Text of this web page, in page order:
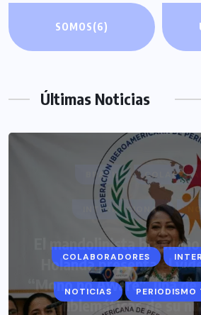
SOMOS(6)
Últimas Noticias
COLABORADORES
NOTICIAS PERIODISMO